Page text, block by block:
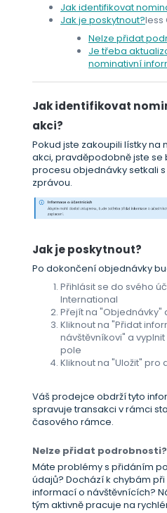
Jak identifikovat
Jak je poskytnout?less
Nelze přidat
Je třeba
nominativní
Jak identifikovat
akci?
Pokud jste zakoupili lístky na
akci, pravděpodobně jste se
procesu objednávky setkali
zprávou.
Jak je poskytnout?
Po dokončení objednávky
Přihlásit se do svého
International
Přejít na "Objednávky"
Kliknout na "Přidat
návštěvníkovi" a
pole
Kliknout na "Uložit" pro
Váš prodejce obdrží tyto
spravuje transakci v rámci
časového rámce.
Nelze přidat podrobnosti?
Máte problémy s přidáním
údajů? Dochází k chybám
informací o návštěvnících?
tým aktivně pracuje na